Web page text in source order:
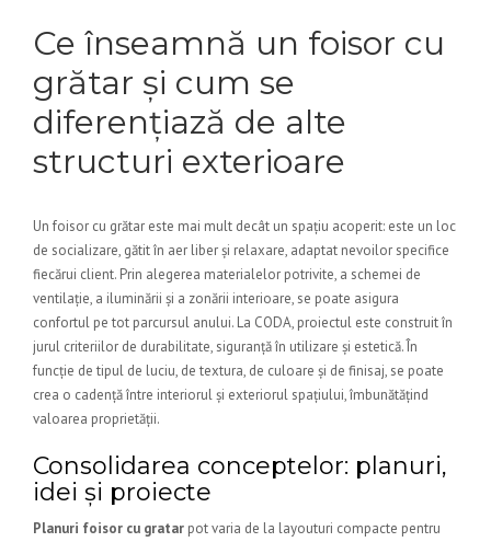
Ce înseamnă un foisor cu
grătar și cum se
diferențiază de alte
structuri exterioare
Un foisor cu grătar este mai mult decât un spațiu acoperit: este un loc
de socializare, gătit în aer liber și relaxare, adaptat nevoilor specifice
fiecărui client. Prin alegerea materialelor potrivite, a schemei de
ventilație, a iluminării și a zonării interioare, se poate asigura
confortul pe tot parcursul anului. La CODA, proiectul este construit în
jurul criteriilor de durabilitate, siguranță în utilizare și estetică. În
funcție de tipul de luciu, de textura, de culoare și de finisaj, se poate
crea o cadență între interiorul și exteriorul spațiului, îmbunătățind
valoarea proprietății.
Consolidarea conceptelor: planuri,
idei și proiecte
Planuri foisor cu gratar pot varia de la layouturi compacte pentru